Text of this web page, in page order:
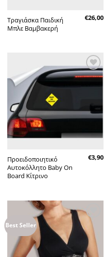
Τραγιάσκα Παιδική
Μπλε Βαμβακερή
€26,00
Πρόσθήκη
Προειδοποιητικό
Αυτοκόλλητο Baby On
Board Κίτρινο
€3,90
Best Seller
Πρόσθήκη
στην λίστα
επιθυμητών